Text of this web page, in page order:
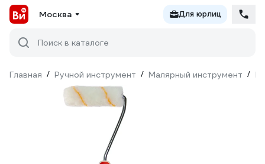
Москва Для юрлиц
Поиск в каталоге
Главная / Ручной инструмент / Малярный инструмент /